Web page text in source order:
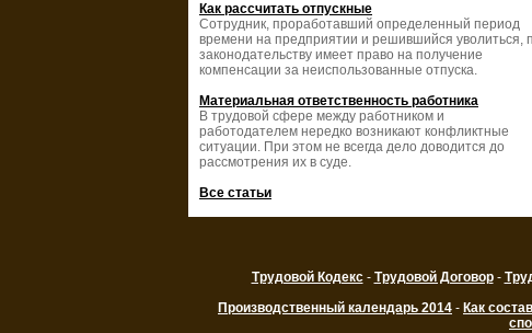
Как рассчитать отпускные
Сотрудник, проработавший определенный период
времени на предприятии и решившийся уволиться,
законодательству имеет право на получение
компенсации за неиспользованные отпуска.
Материальная ответственность работника
В трудовой сфере между работником и
работодателем нередко возникают конфликтные
ситуации. При этом не всегда дело доводится до
рассмотрения их в суде.
Все статьи
Трудовой Кодекс- Трудовой Договор-
Производственный календарь 2014 - Как